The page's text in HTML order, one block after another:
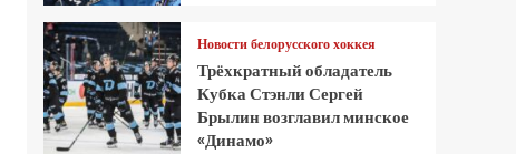
Новости белорусского хоккея
Трёхкратный обладатель
Кубка Стэнли Сергей
Брылин возглавил минское
«Динамо»